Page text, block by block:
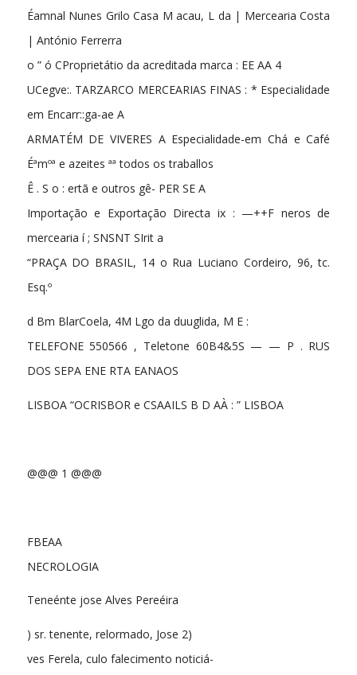
Éamnal Nunes Grilo Casa M acau, L da | Mercearia Costa
| António Ferrerra
o ” ó CProprietátio da acreditada marca : EE AA 4
UCegve:. TARZARCO MERCEARIAS FINAS : * Especialidade
em Encarr::ga-ae A
ARMATÉM DE VIVERES A Especialidade-em Chá e Café
Éªmºª e azeites ªª todos os traballos
Ê . S o : ertã e outros gê- PER SE A
Importação e Exportação Directa ix : —++F neros de
mercearia í ; SNSNT SIrit a
“PRAÇA DO BRASIL, 14 o Rua Luciano Cordeiro, 96, tc.
Esq.º
d Bm BlarCoela, 4M Lgo da duuglida, M E :
TELEFONE 550566 , Teletone 60B4&5S — — P . RUS
DOS SEPA ENE RTA EANAOS
LISBOA “OCRISBOR e CSAAILS B D AÀ : ” LISBOA
@@@ 1 @@@
FBEAA
NECROLOGIA
Teneénte jose Alves Pereéira
) sr. tenente, relormado, Jose 2)
ves Ferela, culo falecimento noticiá-